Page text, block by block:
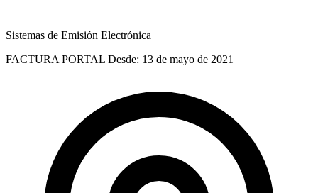
Sistemas de Emisión Electrónica
FACTURA PORTAL Desde: 13 de mayo de 2021